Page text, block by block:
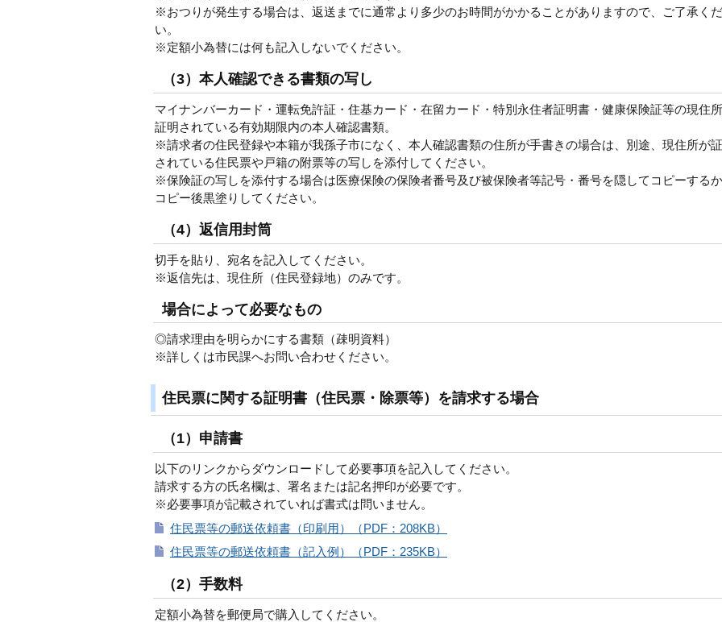
※おつりが発生する場合は、返送までに通常より多少のお時間がかかることがありますので、ご了承く
い。
※定額小為替には何も記入しないでください。
（3）本人確認できる書類の写し
マイナンバーカード・運転免許証・住基カード・在留カード・特別永住者証明書・健康保険証等の現住
証明されている有効期限内の本人確認書類。
※請求者の住民登録や本籍が我孫子市になく、本人確認書類の住所が手書きの場合は、別途、現住所が
されている住民票や戸籍の附票等の写しを添付してください。
※保険証の写しを添付する場合は医療保険の保険者番号及び被保険者等記号・番号を隠してコピーするか
コピー後黒塗りしてください。
（4）返信用封筒
切手を貼り、宛名を記入してください。
※返信先は、現住所（住民登録地）のみです。
場合によって必要なもの
◎請求理由を明らかにする書類（疎明資料）
※詳しくは市民課へお問い合わせください。
住民票に関する証明書（住民票・除票等）を請求する場合
（1）申請書
以下のリンクからダウンロードして必要事項を記入してください。
請求する方の氏名欄は、署名または記名押印が必要です。
※必要事項が記載されていれば書式は問いません。
住民票等の郵送依頼書（印刷用）（PDF：208KB）
住民票等の郵送依頼書（記入例）（PDF：235KB）
（2）手数料
定額小為替を郵便局で購入してください。